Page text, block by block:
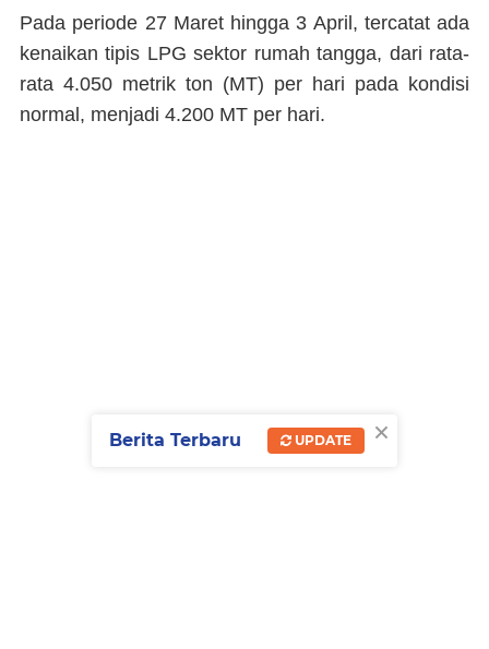
Pada periode 27 Maret hingga 3 April, tercatat ada
kenaikan tipis LPG sektor rumah tangga, dari rata-
rata 4.050 metrik ton (MT) per hari pada kondisi
normal, menjadi 4.200 MT per hari.
×
Berita Terbaru UPDATE